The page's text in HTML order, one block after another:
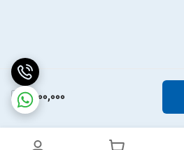
2,100,000